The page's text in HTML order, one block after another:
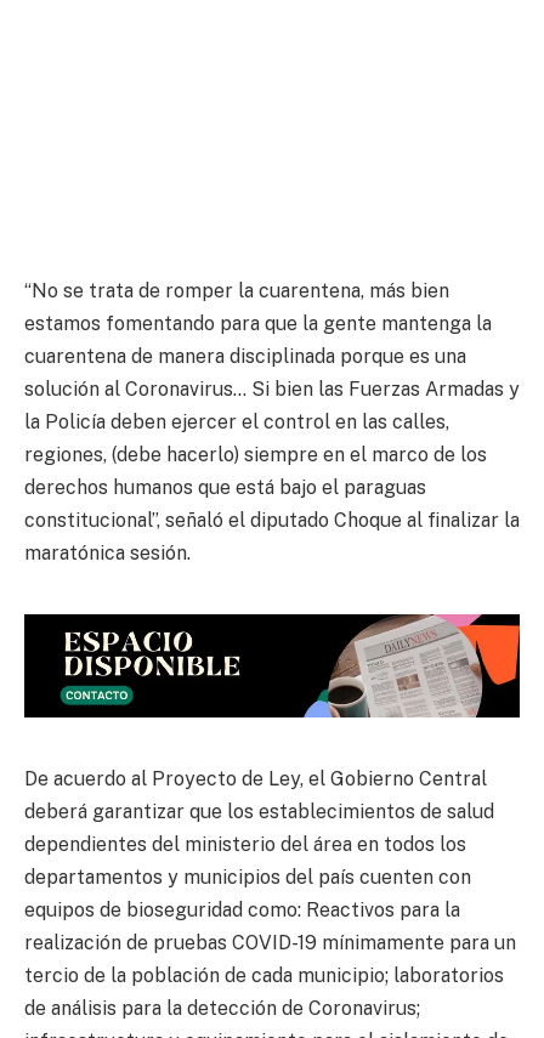
“No se trata de romper la cuarentena, más bien
estamos fomentando para que la gente mantenga la
cuarentena de manera disciplinada porque es una
solución al Coronavirus… Si bien las Fuerzas Armadas y
la Policía deben ejercer el control en las calles,
regiones, (debe hacerlo) siempre en el marco de los
derechos humanos que está bajo el paraguas
constitucional”, señaló el diputado Choque al finalizar la
maratónica sesión.
De acuerdo al Proyecto de Ley, el Gobierno Central
deberá garantizar que los establecimientos de salud
dependientes del ministerio del área en todos los
departamentos y municipios del país cuenten con
equipos de bioseguridad como: Reactivos para la
realización de pruebas COVID-19 mínimamente para un
tercio de la población de cada municipio; laboratorios
de análisis para la detección de Coronavirus;